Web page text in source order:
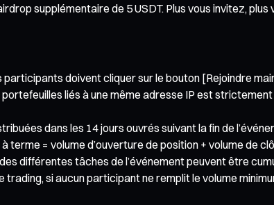
supplémentaire de 5 USDT. Plus vous invitez,
doivent cliquer sur le bouton [Rejoindre
portefeuilles liés à une même adresse IP est
dans les 14 jours ouvrés suivant la fin de
terme = volume d’ouverture de position + volume de
différentes tâches de l’événement peuvent être
trading, si aucun participant ne remplit le volume